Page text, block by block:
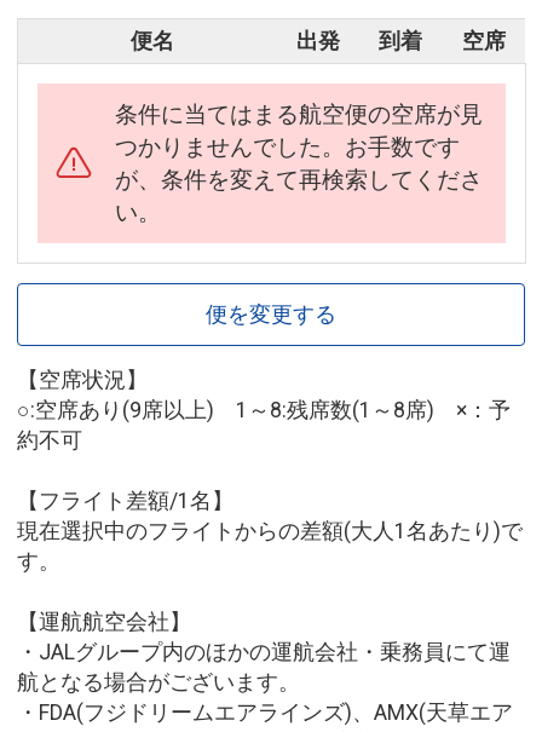
便名 出発 到着 空席
条件に当てはまる航空便の空席が見
つかりませんでした。お手数です
が、条件を変えて再検索してくださ
い。
便を変更する
【空席状況】
○:空席あり(9席以上) 1～8:残席数(1～8席) ×：予
約不可
【フライト差額/1名】
現在選択中のフライトからの差額(大人1名あたり)で
す。
【運航航空会社】
・JALグループ内のほかの運航会社・乗務員にて運
航となる場合がございます。
・FDA(フジドリームエアラインズ)、AMX(天草エア